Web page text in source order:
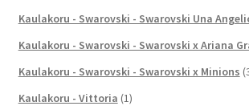
Kaulakoru - Swarovski - Swarovski Una
Kaulakoru - Swarovski - Swarovski x Ariana
Kaulakoru - Swarovski - Swarovski x Minions
Kaulakoru - Vittoria (1)